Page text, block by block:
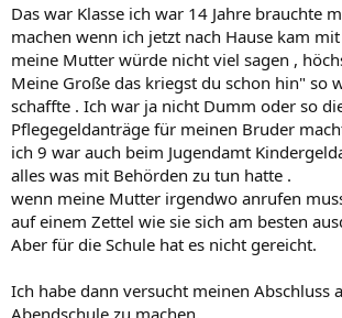
Das war Klasse ich war 14 Jahre brauchte
machen wenn ich jetzt nach Hause kam
meine Mutter würde nicht viel sagen ,
Meine Große das kriegst du schon hin" so
schaffte . Ich war ja nicht Dumm oder so
Pflegegeldanträge für meinen Bruder
ich 9 war auch beim Jugendamt
alles was mit Behörden zu tun hatte .
wenn meine Mutter irgendwo anrufen
auf einem Zettel wie sie sich am besten
Aber für die Schule hat es nicht gereicht.
Ich habe dann versucht meinen Abschluss
Abendschule zu machen.